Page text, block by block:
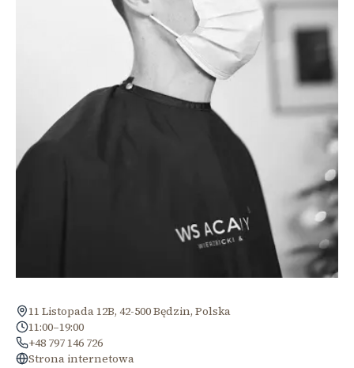
11 Listopada 12B, 42-500 Będzin, Polska
11:00–19:00
+48 797 146 726
Strona internetowa